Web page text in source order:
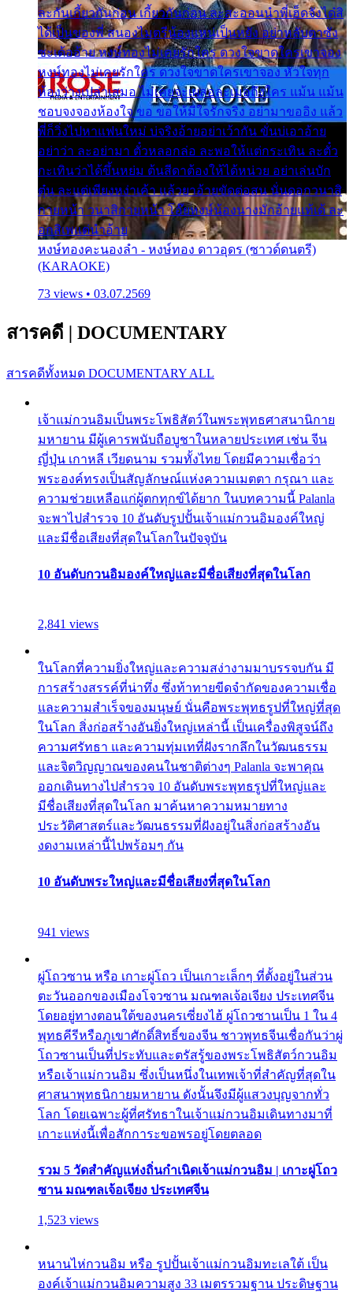
ละกันเกี้ยวกันก่อน เกี้ยวกันก่อน ละสะออนนำพี่เฮ็ดจังได๋สิ
ได้เป็นของพี่ สนองไมตรีน้องแหน่เป็นหยัง อย่าหลับตาซัง
ซะเด้ออ้าย หงษ์ทองไม่เคยรักใคร ดวงใจขาดใครเขาจอง
หงษ์ทองไม่เคยรักใคร ดวงใจขาดใครเขาจอง หัวใจทุก
ห้องว่างเปล่าเสมอ ไม่เคยจะเผลอละเมอถึงใคร แม้น แม้น
ชอบจงจองห้องใจ ขอ ขอให้มีใจรักจริง อย่ามาขออิง แล้ว
พี่ก็วิ่งไปหาแฟนใหม่ บ่จริงอ้ายอย่าเว้ากัน ขั่นบ่เอาอ้าย
อย่าว่า ละอย่ามา ตั๋วหลอกล่อ ละพอให้แต่กระเทิน ละตั๋ว
กะเทินว่าได้ขึ้นหย่ม ต้นสีดาต้องให้ได้หน่วย อย่าเล่นบัก
ตุ๋น ละแต่เพียงหง่าเค้า แล้วยาอ้ายขัดต่อสน นั่นดอกวนาสิ
กายหน้า วนาสิกายหน้า โอ๊ยหงษ์น้องนางมักอ้ายแท้เด้ ละ
อกสิเพแต่นำอ้าย
หงษ์ทองคะนองลำ - หงษ์ทอง ดาวอุดร (ซาวด์ดนตรี)
(KARAOKE)
73 views • 03.07.2569
สารคดี | DOCUMENTARY
สารคดีทั้งหมด DOCUMENTARY ALL
เจ้าแม่กวนอิมเป็นพระโพธิสัตว์ในพระพุทธศาสนานิกาย
มหายาน มีผู้เคารพนับถือบูชาในหลายประเทศ เช่น จีน
ญี่ปุ่น เกาหลี เวียดนาม รวมทั้งไทย โดยมีความเชื่อว่า
พระองค์ทรงเป็นสัญลักษณ์แห่งความเมตตา กรุณา และ
ความช่วยเหลือแก่ผู้ตกทุกข์ได้ยาก ในบทความนี้ Palanla
จะพาไปสำรวจ 10 อันดับรูปปั้นเจ้าแม่กวนอิมองค์ใหญ่
และมีชื่อเสียงที่สุดในโลกในปัจจุบัน
10 อันดับกวนอิมองค์ใหญ่และมีชื่อเสียงที่สุดในโลก
2,841 views
ในโลกที่ความยิ่งใหญ่และความสง่างามมาบรรจบกัน มี
การสร้างสรรค์ที่น่าทึ่ง ซึ่งท้าทายขีดจำกัดของความเชื่อ
และความสำเร็จของมนุษย์ นั่นคือพระพุทธรูปที่ใหญ่ที่สุด
ในโลก สิ่งก่อสร้างอันยิ่งใหญ่เหล่านี้ เป็นเครื่องพิสูจน์ถึง
ความศรัทธา และความทุ่มเทที่ฝังรากลึกในวัฒนธรรม
และจิตวิญญาณของคนในชาติต่างๆ Palanla จะพาคุณ
ออกเดินทางไปสำรวจ 10 อันดับพระพุทธรูปที่ใหญ่และ
มีชื่อเสียงที่สุดในโลก มาค้นหาความหมายทาง
ประวัติศาสตร์และวัฒนธรรมที่ฝังอยู่ในสิ่งก่อสร้างอัน
งดงามเหล่านี้ไปพร้อมๆ กัน
10 อันดับพระใหญ่และมีชื่อเสียงที่สุดในโลก
941 views
ผู่โถวซาน หรือ เกาะผู่โถว เป็นเกาะเล็กๆ ที่ตั้งอยู่ในส่วน
ตะวันออกของเมืองโจวซาน มณฑลเจ้อเจียง ประเทศจีน
โดยอยู่ทางตอนใต้ของนครเซี่ยงไฮ้ ผู่โถวซานเป็น 1 ใน 4
พุทธคีรีหรือภูเขาศักดิ์สิทธิ์ของจีน ชาวพุทธจีนเชื่อกันว่าผู่
โถวซานเป็นที่ประทับและตรัสรู้ของพระโพธิสัตว์กวนอิม
หรือเจ้าแม่กวนอิม ซึ่งเป็นหนึ่งในเทพเจ้าที่สำคัญที่สุดใน
ศาสนาพุทธนิกายมหายาน ดังนั้นจึงมีผู้แสวงบุญจากทั่ว
โลก โดยเฉพาะผู้ที่ศรัทธาในเจ้าแม่กวนอิมเดินทางมาที่
เกาะแห่งนี้เพื่อสักการะขอพรอยู่โดยตลอด
รวม 5 วัดสำคัญแห่งถิ่นกำเนิดเจ้าแม่กวนอิม | เกาะผู่โถว
ซาน มณฑลเจ้อเจียง ประเทศจีน
1,523 views
หนานไห่กวนอิม หรือ รูปปั้นเจ้าแม่กวนอิมทะเลใต้ เป็น
องค์เจ้าแม่กวนอิมความสูง 33 เมตรรวมฐาน ประดิษฐาน